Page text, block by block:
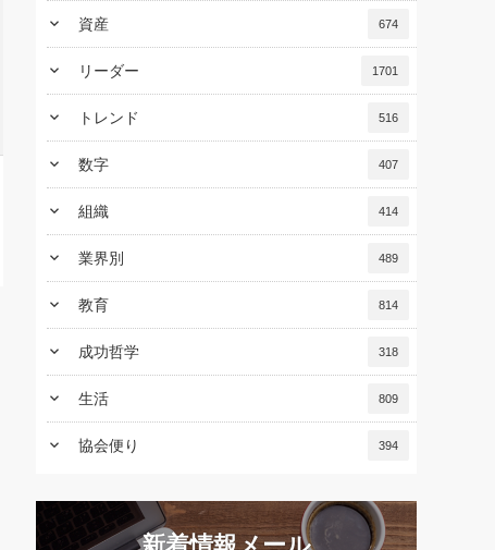
keyboard_arrow_down 資産 674
keyboard_arrow_down リーダー 1701
keyboard_arrow_down トレンド 516
keyboard_arrow_down 数字 407
keyboard_arrow_down 組織 414
keyboard_arrow_down 業界別 489
keyboard_arrow_down 教育 814
keyboard_arrow_down 成功哲学 318
keyboard_arrow_down 生活 809
keyboard_arrow_down 協会便り 394